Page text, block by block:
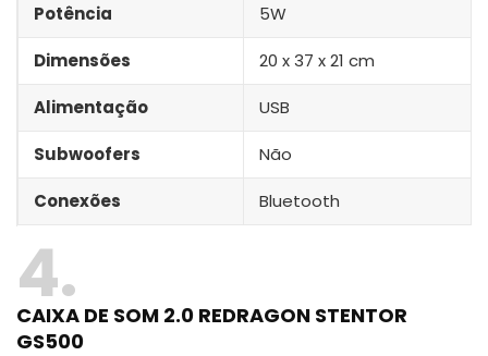
Potência 5W
Dimensões 20 x 37 x 21 cm
Alimentação USB
Subwoofers Não
Conexões ‎Bluetooth
4
CAIXA DE SOM 2.0 REDRAGON STENTOR
GS500